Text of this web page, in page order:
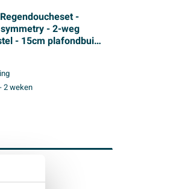
-
- 2-weg
- 15cm plafondbuis
- 3-standen
- Geborsteld nickel
2 weken